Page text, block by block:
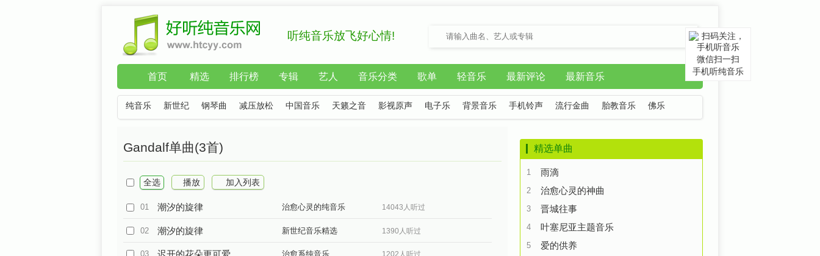
听纯音乐放飞好心情!
首页 精选 排行榜 专辑 艺人 音乐分类 歌单 轻音乐 最新评论 最新音乐
纯音乐 新世纪 钢琴曲 减压放松 中国音乐 天籁之音 影视原声 电子乐 背景音乐 手机铃声 流行金曲 胎教音乐 佛乐
Gandalf单曲(3首)
全选 播放 加入列表
01 潮汐的旋律 治愈心灵的纯音乐 14043人听过
02 潮汐的旋律 新世纪音乐精选 1390人听过
03 迟开的花朵更可爱 治愈系纯音乐 1202人听过
精选单曲
1 雨滴
2 治愈心灵的神曲
3 晋城往事
4 叶塞尼亚主题音乐
5 爱的供养
微信扫一扫
手机听纯音乐